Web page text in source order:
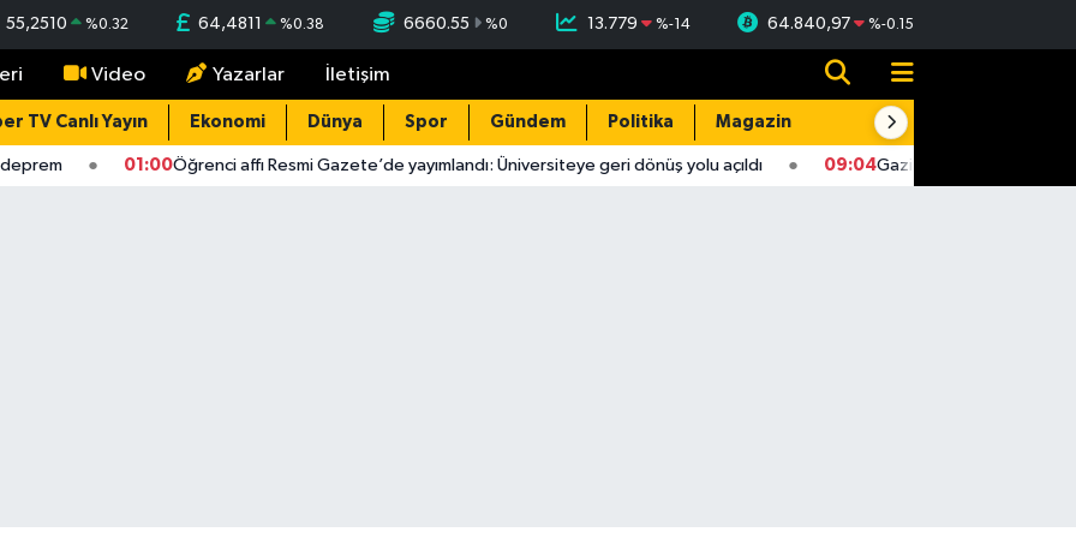
55,2510 %0.32 64,4811 %0.38 6660.55 %0 13.779 %-14 64.840,97 %-0.15
Video Yazarlar İletişim
TV Canlı Yayın Ekonomi Dünya Spor Gündem Politika Magazin Resmi İlanlar
01:00Öğrenci affı Resmi Gazete’de yayımlandı: Üniversiteye geri dönüş yolu açıldı 09:04Gaziantep'te 4,5